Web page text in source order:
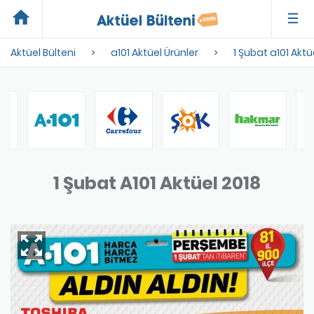
home
Aktüel Bülteni a101 Aktüel Ürünler 1 Şubat a101
1 Şubat A101 Aktüel 2018